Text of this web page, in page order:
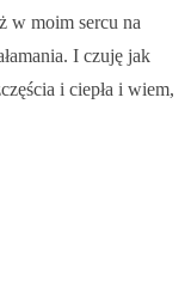
w moim sercu na
I czuję jak
i ciepła i wiem,